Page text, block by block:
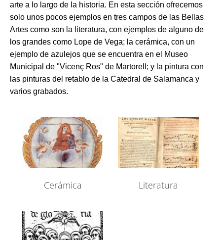
arte a lo largo de la historia. En esta sección ofrecemos
solo unos pocos ejemplos en tres campos de las Bellas
Artes como son la literatura, con ejemplos de alguno de
los grandes como Lope de Vega; la cerámica, con un
ejemplo de azulejos que se encuentra en el Museo
Municipal de "Vicenç Ros" de Martorell; y la pintura con
las pinturas del retablo de la Catedral de Salamanca y
varios grabados.
Cerámica Literatura